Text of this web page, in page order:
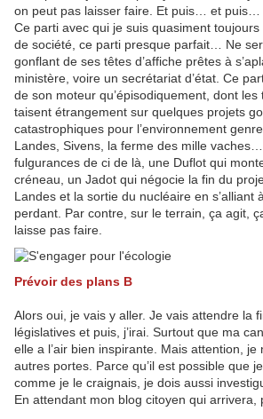
on peut pas laisser faire. Et puis… et puis…
Ce parti avec qui je suis quasiment toujours
de société, ce parti presque parfait… Ne
gonflant de ses têtes d’affiche prêtes à
ministère, voire un secrétariat d’état. Ce
de son moteur qu’épisodiquement, dont
taisent étrangement sur quelques projets
catastrophiques pour l’environnement
Landes, Sivens, la ferme des mille
fulgurances de ci de là, une Duflot qui
créneau, un Jadot qui négocie la fin du
Landes et la sortie du nucléaire en s’alliant
perdant. Par contre, sur le terrain, ça agit,
laisse pas faire.
Prévoir des plans B
Alors oui, je vais y aller. Je vais attendre la
législatives et puis, j’irai. Surtout que ma
elle a l’air bien inspirante. Mais attention, je
autres portes. Parce qu’il est possible que
comme je le craignais, je dois aussi
En attendant mon blog citoyen qui arrivera,